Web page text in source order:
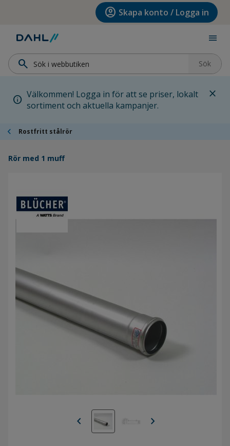
Hoppa till huvudinnehållet account_circle Skapa konto / Logga in
menu
search Sök
info Välkommen! Logga in för att se priser, lokalt
sortiment och aktuella kampanjer.
close
chevron_left Rostfritt stålrör
Rör med 1 muff
chevron_left chevron_right